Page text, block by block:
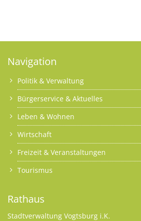
Navigation
Politik & Verwaltung
Bürgerservice & Aktuelles
Leben & Wohnen
Wirtschaft
Freizeit & Veranstaltungen
Tourismus
Rathaus
Stadtverwaltung Vogtsburg i.K.